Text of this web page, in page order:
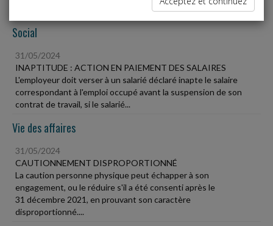
Social
31/05/2024
INAPTITUDE : ACTION EN PAIEMENT DES SALAIRES
L'employeur doit verser à un salarié déclaré inapte le salaire
correspondant à l'emploi occupé avant la suspension de son
contrat de travail, si le salarié...
Vie des affaires
31/05/2024
CAUTIONNEMENT DISPROPORTIONNÉ
La caution personne physique peut échapper à son
engagement, ou le réduire s'il a été consenti après le
31 décembre 2021, en prouvant son caractère
disproportionné....